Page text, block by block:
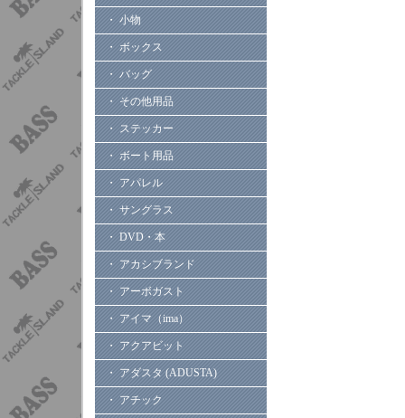
・ 小物
・ ボックス
・ バッグ
・ その他用品
・ ステッカー
・ ボート用品
・ アパレル
・ サングラス
・ DVD・本
・ アカシブランド
・ アーボガスト
・ アイマ（ima）
・ アクアビット
・ アダスタ (ADUSTA)
・ アチック